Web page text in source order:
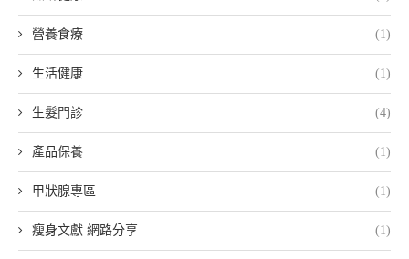
營養食療 (1)
生活健康 (1)
生髮門診 (4)
產品保養 (1)
甲狀腺專區 (1)
瘦身文獻 網路分享 (1)